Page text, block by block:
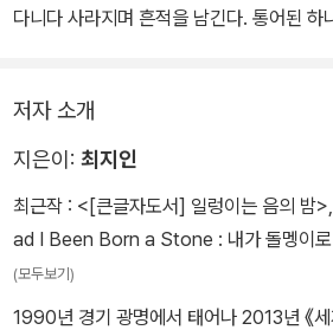
할 정도로 말이 되는 것을 끝까지, 악마의
다니다 사라지며 흔적을 남긴다. 통어된 하
렸다. 어쩌면 최지인의 첫 시집은 그 시간에
그의 첫 시집이 묵직한 통증을 유발하는 까
저자 소개
지은이: 최지인
최근작 : <[큰글자도서] 일렁이는 음의 밤>
ad I Been Born a Stone : 내가 돌멩이로
(모두보기)
1990년 경기 광명에서 태어나 2013년 《세